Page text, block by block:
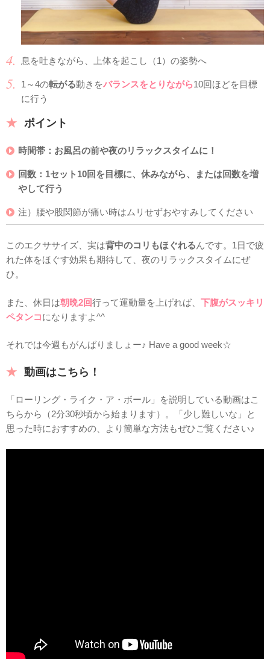
息を吐きながら、上体を起こし（1）の姿勢へ
1～4の転がる動きをバランスをとりながら10回ほどを目標
に行う
ポイント
時間帯：お風呂の前や夜のリラックスタイムに！
回数： 1セット10回を目標に、休みながら、または回数を増
やして行う
注）腰や股関節が痛い時はムリせずおやすみしてください
このエクササイズ、実は背中のコリもほぐれるんです。1日で疲
れた体をほぐす効果も期待して、夜のリラックスタイムにぜ
ひ。
また、休日は朝晩2回行って運動量を上げれば、 下腹がスッキリ
ペタンコになりますよ^^
それでは今週もがんばりましょー♪ Have a good week☆
動画はこちら！
「ローリング・ライク・ア・ボール」を説明している動画はこ
ちらから（2分30秒頃から始まります）。「少し難しいな」と
思った時におすすめの、より簡単な方法もぜひご覧ください♪